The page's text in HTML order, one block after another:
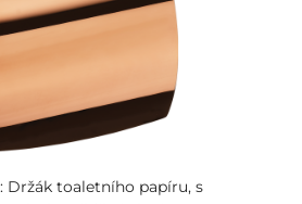
Držák toaletního papíru, s